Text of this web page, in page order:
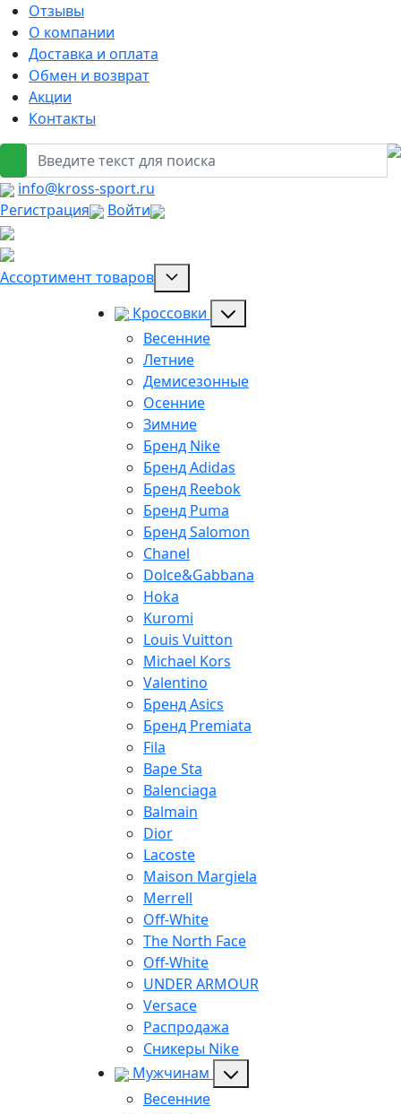
Отзывы
О компании
Доставка и оплата
Обмен и возврат
Акции
Контакты
info@kross-sport.ru
Регистрация
Войти
Ассортимент товаров
Кроссовки
Весенние
Летние
Демисезонные
Осенние
Зимние
Бренд Nike
Бренд Adidas
Бренд Reebok
Бренд Puma
Бренд Salomon
Chanel
Dolce&Gabbana
Hoka
Kuromi
Louis Vuitton
Michael Kors
Valentino
Бренд Asics
Бренд Premiata
Fila
Bape Sta
Balenciaga
Balmain
Dior
Lacoste
Maison Margiela
Merrell
Off-White
The North Face
Off-White
UNDER ARMOUR
Versace
Распродажа
Сникеры Nike
Мужчинам
Весенние